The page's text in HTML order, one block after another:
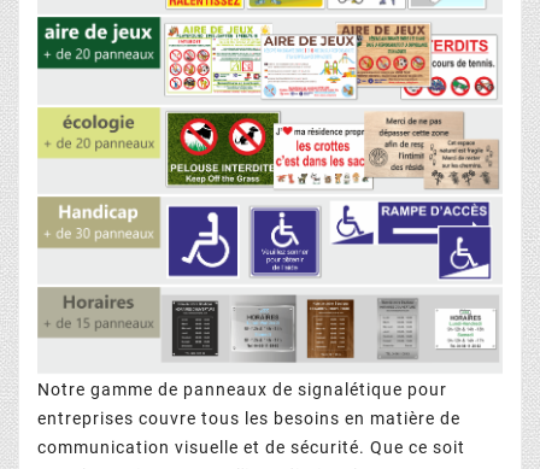
Notre gamme de panneaux de signalétique pour
entreprises couvre tous les besoins en matière de
communication visuelle et de sécurité. Que ce soit